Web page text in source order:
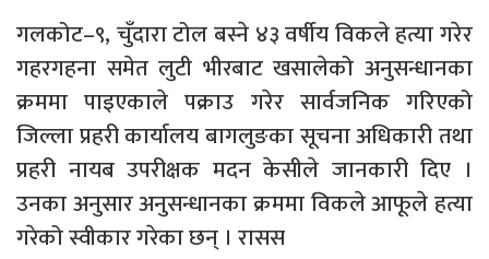
गलकोट–९, चुँदारा टोल बस्ने ४३ वर्षीय विकले हत्या गरेर
गहरगहना समेत लुटी भीरबाट खसालेको अनुसन्धानका
क्रममा पाइएकाले पक्राउ गरेर सार्वजनिक गरिएको
जिल्ला प्रहरी कार्यालय बागलुङका सूचना अधिकारी तथा
प्रहरी नायब उपरीक्षक मदन केसीले जानकारी दिए ।
उनका अनुसार अनुसन्धानका क्रममा विकले आफूले हत्या
गरेको स्वीकार गरेका छन् । रासस